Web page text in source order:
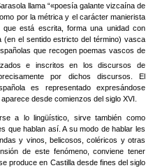
llama “«poesía galante vizcaína de
por la métrica y el carácter manierista
está escrita, forma una unidad con
el sentido estricto del término) vasca
que recogen poemas vascos de
e inscritos en los discursos de
por dichos discursos. El
es representado expresándose
desde comienzos del siglo XVI.
a lo lingüístico, sirve también como
que hablan así. A su modo de hablar les
y vinos, belicosos, coléricos y otras
de este fenómeno, conviene tener
produce en Castilla desde fines del siglo